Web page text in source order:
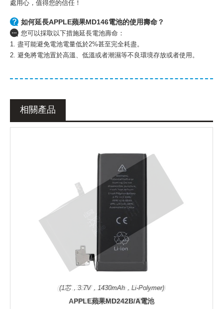
處用心，值得您的信任！
如何延長APPLE蘋果MD146電池的使用壽命？
您可以採取以下措施延長電池壽命：
1. 盡可能避免電池電量低於2%甚至完全耗盡。
2. 避免將電池置於高溫、低溫或者潮濕等不良環境存放或者使用。
相關產品
(1芯，3.7V，1430mAh，Li-Polymer)
APPLE蘋果MD242B/A電池